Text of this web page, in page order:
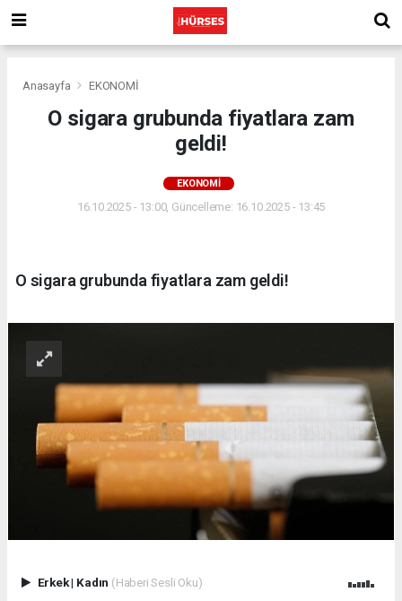
Anasayfa EKONOMİ
O sigara grubunda fiyatlara zam
geldi!
EKONOMİ
16.10.2025 - 13:00, Güncelleme: 16.10.2025 - 13:45
O sigara grubunda fiyatlara zam geldi!
Erkek| Kadın (Haberi Sesli Oku)